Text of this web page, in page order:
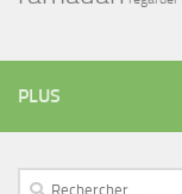
PLUS
Rechercher :